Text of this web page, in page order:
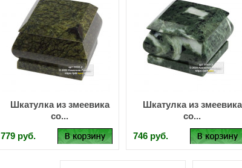
Шкатулка из змеевика
со...
779 руб.
Шкатулка из змеевика
со...
746 руб.